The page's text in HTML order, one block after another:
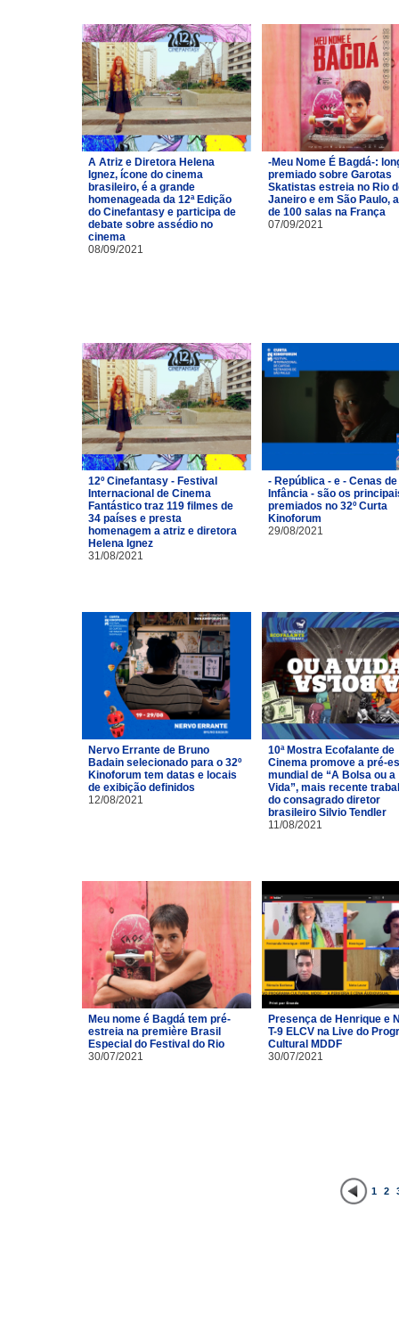
A Atriz e Diretora Helena
Ignez, ícone do cinema
brasileiro, é a grande
homenageada da 12ª Edição
do Cinefantasy e participa de
debate sobre assédio no
cinema
08/09/2021
-Meu Nome É Bagdá-:
premiado sobre Garotas
Skatistas estreia no Rio
Janeiro e em São Paulo,
de 100 salas na França
07/09/2021
12º Cinefantasy - Festival
Internacional de Cinema
Fantástico traz 119 filmes de
34 países e presta
homenagem a atriz e diretora
Helena Ignez
31/08/2021
- República - e - Cenas de
Infância - são os
premiados no 32º Curta
Kinoforum
29/08/2021
Nervo Errante de Bruno
Badain selecionado para o 32º
Kinoforum tem datas e locais
de exibição definidos
12/08/2021
10ª Mostra Ecofalante de
Cinema promove a pré-
mundial de “A Bolsa ou a
Vida”, mais recente
do consagrado diretor
brasileiro Silvio Tendler
11/08/2021
Meu nome é Bagdá tem pré-
estreia na première Brasil
Especial do Festival do Rio
30/07/2021
Presença de Henrique e
T-9 ELCV na Live do
Cultural MDDF
30/07/2021
1 2